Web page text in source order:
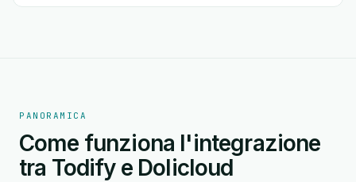
PANORAMICA
Come funziona l'integrazione
tra Todify e Dolicloud